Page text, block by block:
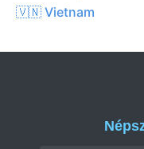
🇻🇳 Vietnam